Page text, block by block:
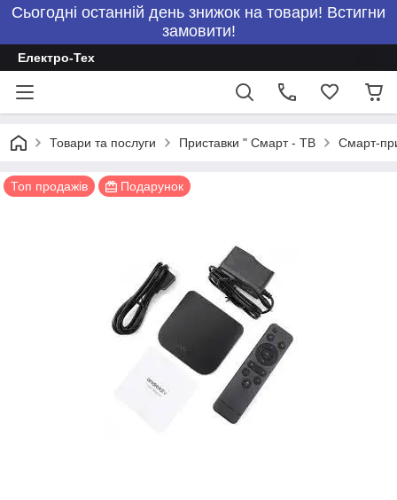
Сьогодні останній день знижок на товари! Встигни
замовити!
Електро-Тех
Товари та послуги Приставки " Смарт - ТВ Смарт-
Топ продажів Подарунок